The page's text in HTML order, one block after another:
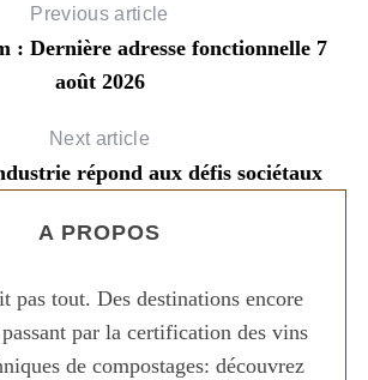
Previous article
: Dernière adresse fonctionnelle 7
août 2026
Next article
répond aux défis sociétaux
A PROPOS
pas tout. Des destinations encore
par la certification des vins
de compostages: découvrez